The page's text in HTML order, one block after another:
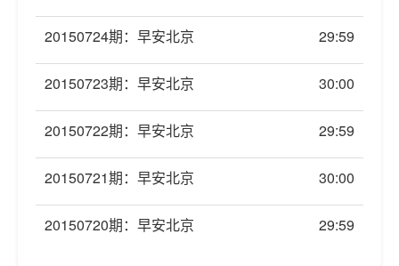
20150724期：早安北京 29:59
20150723期：早安北京 30:00
20150722期：早安北京 29:59
20150721期：早安北京 30:00
20150720期：早安北京 29:59